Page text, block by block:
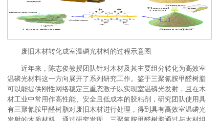
废旧木材转化成室温磷光材料的过程示意图
近年来，陈志俊教授团队针对木材及其主要组分转化为高效室
温磷光材料这一方向展开了系列研究工作。鉴于三聚氰胺甲醛树脂
可以能提供刚性网络稳定三重态激子以实现室温磷光发射，且在木
材工业中常用作高性能、安全且低成本的胶粘剂，研究团队使用具
有三聚氰胺甲醛树脂对废旧木材进行处理，得到具有高效室温磷光